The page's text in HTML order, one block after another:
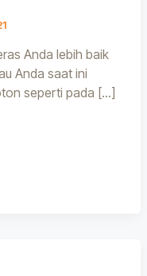
Anda lebih baik
Anda saat ini
seperti pada […]